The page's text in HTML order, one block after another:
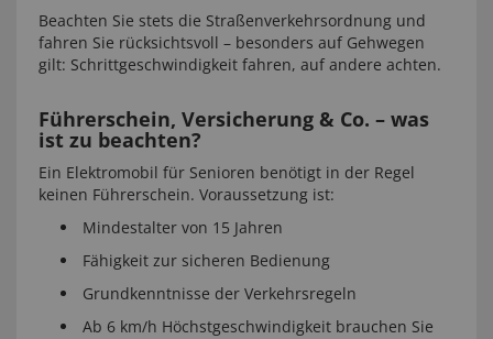
Beachten Sie stets die Straßenverkehrsordnung und
fahren Sie rücksichtsvoll – besonders auf Gehwegen
gilt: Schrittgeschwindigkeit fahren, auf andere achten.
Führerschein, Versicherung & Co. – was
ist zu beachten?
Ein Elektromobil für Senioren benötigt in der Regel
keinen Führerschein. Voraussetzung ist:
Mindestalter von 15 Jahren
Fähigkeit zur sicheren Bedienung
Grundkenntnisse der Verkehrsregeln
Ab 6 km/h Höchstgeschwindigkeit brauchen Sie